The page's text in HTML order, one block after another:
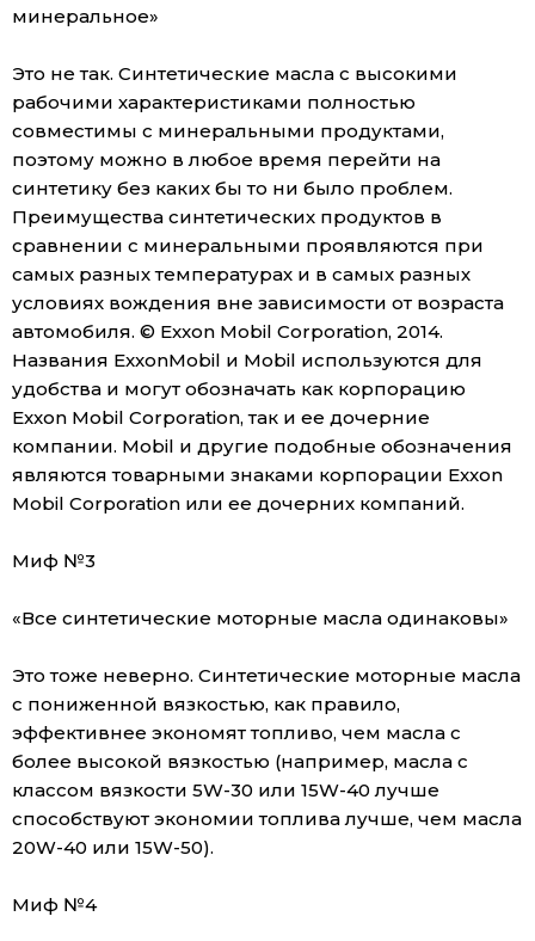
минеральное»
Это не так. Синтетические масла с высокими
рабочими характеристиками полностью
совместимы с минеральными продуктами,
поэтому можно в любое время перейти на
синтетику без каких бы то ни было проблем.
Преимущества синтетических продуктов в
сравнении с минеральными проявляются при
самых разных температурах и в самых разных
условиях вождения вне зависимости от возраста
автомобиля. © Exxon Mobil Corporation, 2014.
Названия ExxonMobil и Mobil используются для
удобства и могут обозначать как корпорацию
Exxon Mobil Corporation, так и ее дочерние
компании. Mobil и другие подобные обозначения
являются товарными знаками корпорации Exxon
Mobil Corporation или ее дочерних компаний.
Миф №3
«Все синтетические моторные масла одинаковы»
Это тоже неверно. Синтетические моторные масла
с пониженной вязкостью, как правило,
эффективнее экономят топливо, чем масла с
более высокой вязкостью (например, масла с
классом вязкости 5W-30 или 15W-40 лучше
способствуют экономии топлива лучше, чем масла
20W-40 или 15W-50).
Миф №4